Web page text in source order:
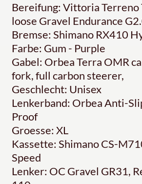
Bereifung: Vittoria Terreno
loose Gravel Endurance
Bremse: Shimano RX410
Farbe: Gum - Purple
Gabel: Orbea Terra OMR
fork, full carbon steerer,
Geschlecht: Unisex
Lenkerband: Orbea Anti-
Proof
Groesse: XL
Kassette: Shimano CS-
Speed
Lenker: OC Gravel GR31,